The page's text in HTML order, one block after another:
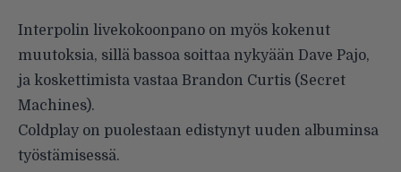
Interpolin livekokoonpano on myös kokenut
muutoksia, sillä bassoa soittaa nykyään Dave Pajo,
ja koskettimista vastaa Brandon Curtis (Secret
Machines).
Coldplay on puolestaan edistynyt uuden albuminsa
työstämisessä.